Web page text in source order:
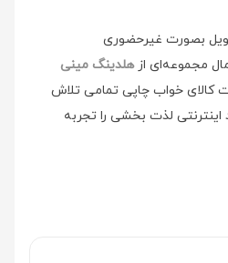
بصورت غیرحضوری
مجموعه‌ای ازهلدینگ مینی
کالای خواب چاپی تمامی تلاش
لذت بخشی را تجربه